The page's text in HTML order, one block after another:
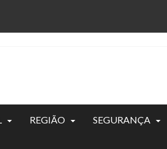
REGIÃO SEGURANÇA